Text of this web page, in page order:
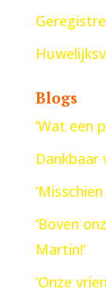
Blogs
‘Wat een
‘Boven
Martin!’
‘Onze